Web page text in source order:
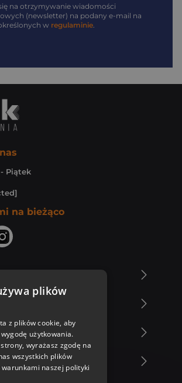
na otrzymywanie wiadomości
(newsletter) na podany e-mail na
w regulaminie
- Piątek
na bieżąco
plików
z plików cookie, aby
użytkowania.
wyrażasz zgodę na
wszystkich plików
naszej polityki